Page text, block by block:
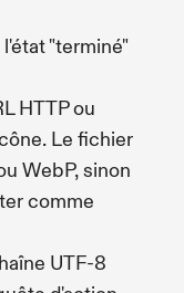
"terminé"
HTTP ou
Le fichier
WebP, sinon
comme
UTF-8